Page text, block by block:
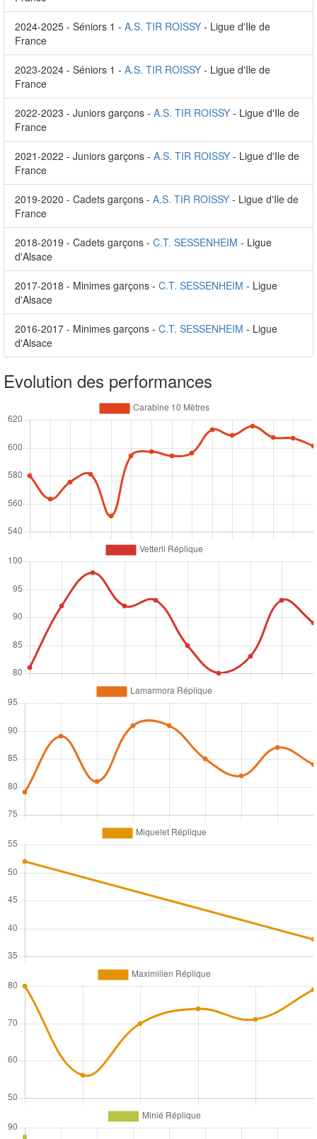
2024-2025 - Séniors 1 - A.S. TIR ROISSY - Ligue d'Ile de
France
2023-2024 - Séniors 1 - A.S. TIR ROISSY - Ligue d'Ile de
France
2022-2023 - Juniors garçons - A.S. TIR ROISSY - Ligue d'Ile de
France
2021-2022 - Juniors garçons - A.S. TIR ROISSY - Ligue d'Ile de
France
2019-2020 - Cadets garçons - A.S. TIR ROISSY - Ligue d'Ile de
France
2018-2019 - Cadets garçons - C.T. SESSENHEIM - Ligue
d'Alsace
2017-2018 - Minimes garçons - C.T. SESSENHEIM - Ligue
d'Alsace
2016-2017 - Minimes garçons - C.T. SESSENHEIM - Ligue
d'Alsace
Evolution des performances